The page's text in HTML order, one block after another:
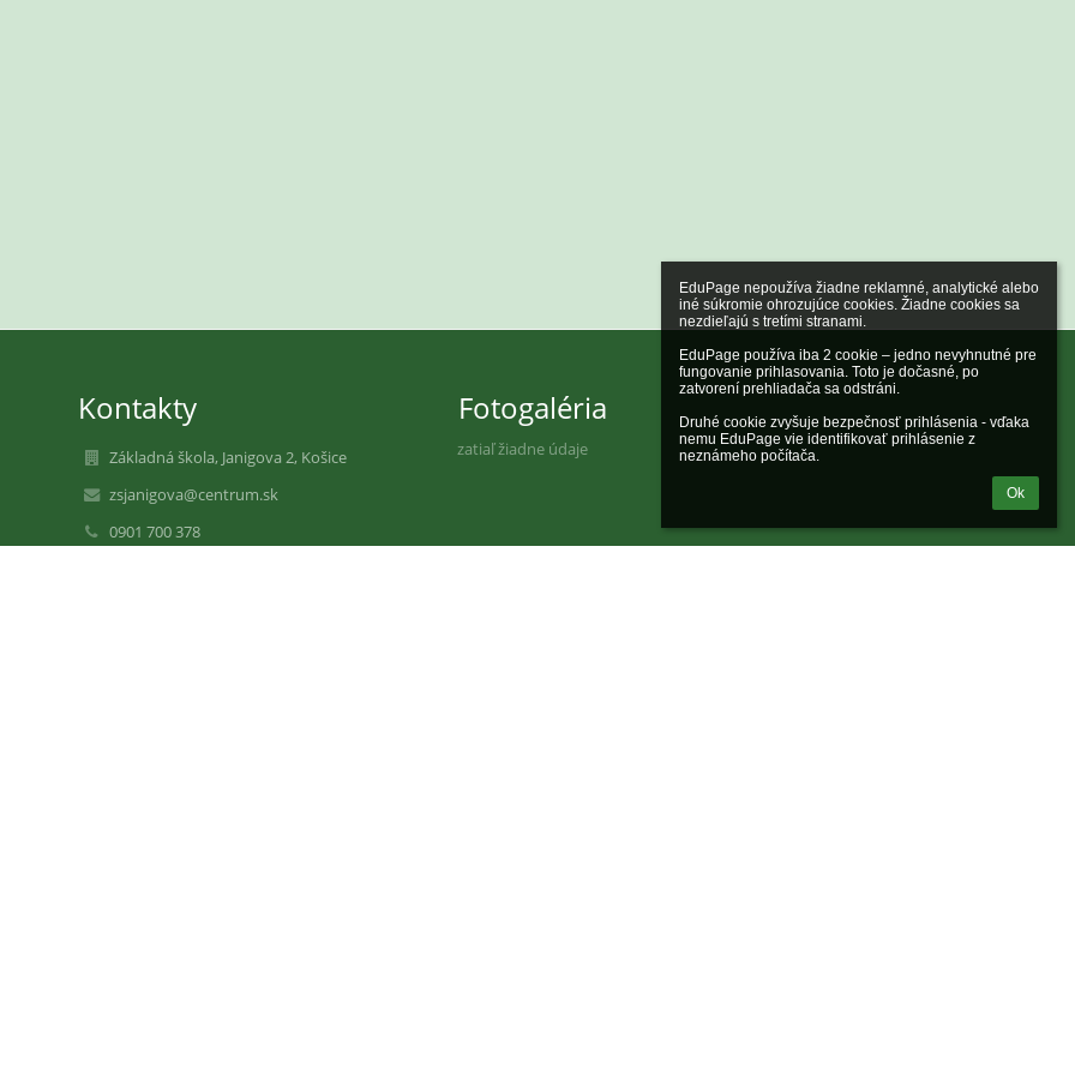
EduPage nepoužíva žiadne reklamné, analytické alebo
iné súkromie ohrozujúce cookies. Žiadne cookies sa
nezdieľajú s tretími stranami.
EduPage používa iba 2 cookie – jedno nevyhnutné pre
fungovanie prihlasovania. Toto je dočasné, po
zatvorení prehliadača sa odstráni.
Druhé cookie zvyšuje bezpečnosť prihlásenia - vďaka
nemu EduPage vie identifikovať prihlásenie z
neznámeho počítača.
Ok
Kontakty
Základná škola, Janigova 2, Košice
zsjanigova@centrum.sk
0901 700 378
Fotogaléria
zatiaľ žiadne údaje